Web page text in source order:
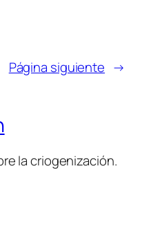
Página siguiente →
la criogenización.